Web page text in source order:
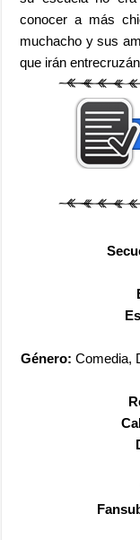
conocer a más
muchacho y sus
que irán
Género: Comedia,